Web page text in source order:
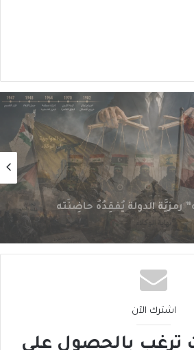
انتهى زمنُ الوكلاء؟
اشترك الآن
ترغب بالحصول على